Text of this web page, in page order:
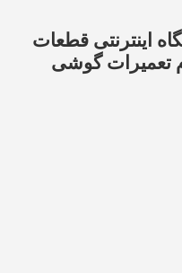
اینترنتی قطعات
تعمیرات گوشی